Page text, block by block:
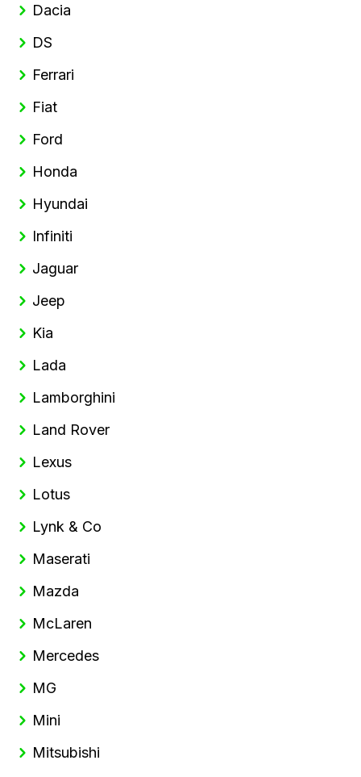
Dacia
DS
Ferrari
Fiat
Ford
Honda
Hyundai
Infiniti
Jaguar
Jeep
Kia
Lada
Lamborghini
Land Rover
Lexus
Lotus
Lynk & Co
Maserati
Mazda
McLaren
Mercedes
MG
Mini
Mitsubishi